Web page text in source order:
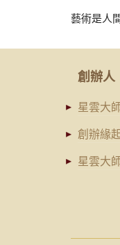
藝術是人
創辦人
星雲大
創辦緣
星雲大